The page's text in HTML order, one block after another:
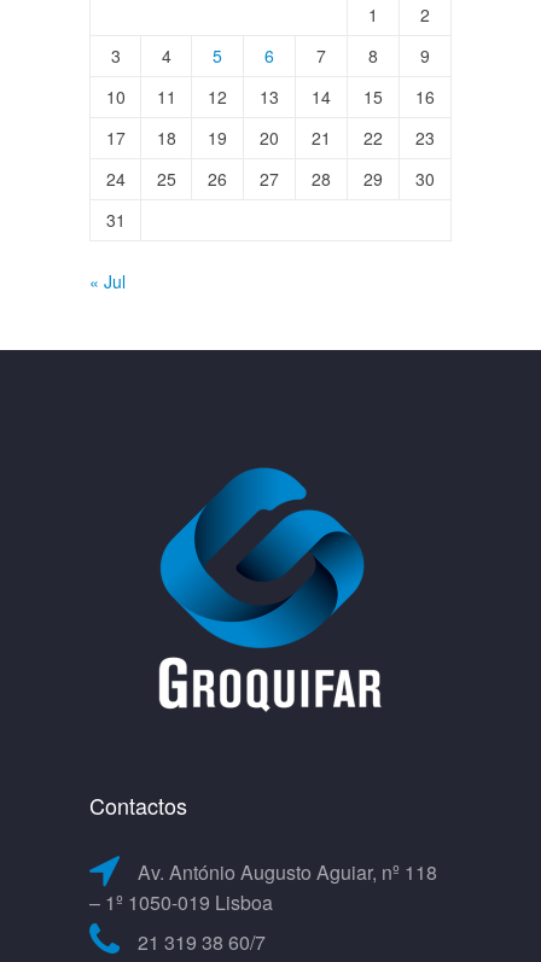
1
2
3
4 5 6 7 8
9
10
11 12 13 14 15
16
17
18 19 20 21 22
23
24
25 26 27 28 29
30
31
« Jul
Contactos
Av. António Augusto Aguiar, nº 118
– 1º 1050-019 Lisboa
21 319 38 60/7